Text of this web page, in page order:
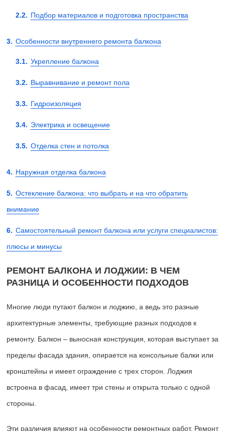
Подбор материалов и подготовка пространства
Особенности внутреннего ремонта балкона
Укрепление балкона
Выравнивание и ремонт пола
Гидроизоляция
Электрика и освещение
Отделка стен и потолка
Наружная отделка балкона
Остекление балкона: что выбрать и на что обратить
внимание
Самостоятельный ремонт балкона или услуги специалистов:
плюсы и минусы
РЕМОНТ БАЛКОНА И ЛОДЖИИ: В ЧЕМ
РАЗНИЦА И ОСОБЕННОСТИ ПОДХОДОВ
Многие люди путают балкон и лоджию, а ведь это разные
архитектурные элементы, требующие разных подходов к
ремонту. Балкон – выносная конструкция, которая выступает за
пределы фасада здания, опирается на консольные балки или
кронштейны и имеет ограждение с трех сторон. Лоджия
встроена в фасад, имеет три стены и открыта только с одной
стороны.
Эти различия влияют на особенности ремонтных работ. Ремонт